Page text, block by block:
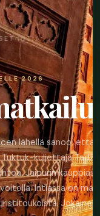
›INTIA
2026
lähellä sanoo,
kuljettaja
Jaipurin kauppias
Intiassa on
Jokainen